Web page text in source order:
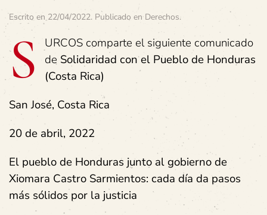
Escrito en22/04/2022. Publicado en Derechos.
S
URCOS comparte el siguiente comunicado
de Solidaridad con el Pueblo de Honduras
(Costa Rica)
San José, Costa Rica
20 de abril, 2022
El pueblo de Honduras junto al gobierno de
Xiomara Castro Sarmientos: cada día da pasos
más sólidos por la justicia